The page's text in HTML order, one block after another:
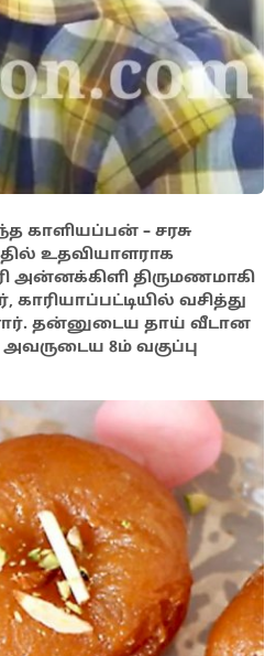
காளியப்பன் – சரசு
உதவியாளராக
அன்னக்கிளி திருமணமாகி
வசித்து
தன்னுடைய தாய் வீடான
8ம் வகுப்பு